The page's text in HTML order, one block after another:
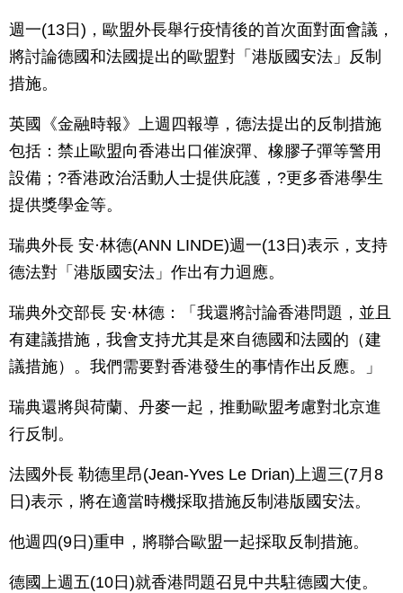
週一(13日)，歐盟外長舉行疫情後的首次面對面會議，
將討論德國和法國提出的歐盟對「港版國安法」反制
措施。
英國《金融時報》上週四報導，德法提出的反制措施
包括：禁止歐盟向香港出口催淚彈、橡膠子彈等警用
設備；?香港政治活動人士提供庇護，?更多香港學生
提供獎學金等。
瑞典外長 安·林德(ANN LINDE)週一(13日)表示，支持
德法對「港版國安法」作出有力迴應。
瑞典外交部長 安·林德：「我還將討論香港問題，並且
有建議措施，我會支持尤其是來自德國和法國的（建
議措施）。我們需要對香港發生的事情作出反應。」
瑞典還將與荷蘭、丹麥一起，推動歐盟考慮對北京進
行反制。
法國外長 勒德里昂(Jean-Yves Le Drian)上週三(7月8
日)表示，將在適當時機採取措施反制港版國安法。
他週四(9日)重申，將聯合歐盟一起採取反制措施。
德國上週五(10日)就香港問題召見中共駐德國大使。